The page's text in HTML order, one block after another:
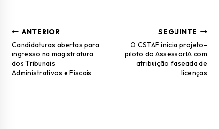
ANTERIOR
Candidaturas abertas para
ingresso na magistratura
dos Tribunais
Administrativos e Fiscais
SEGUINTE
O CSTAF inicia projeto-
piloto do AssessorIA com
atribuição faseada de
licenças